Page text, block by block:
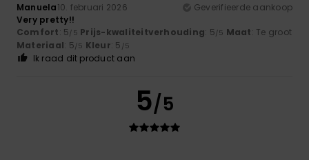
Manuela10. februari 2026
Geverifieerde aankoop
Very pretty!!
Comfort: 5/5 Prijs-kwaliteitverhouding: 5/5 Maat: Te groot
Materiaal: 5/5 Kleur: 5 /5
Ik raad dit product aan
5/5